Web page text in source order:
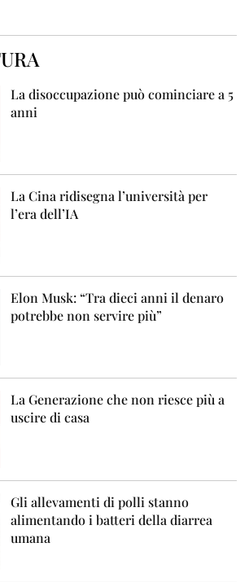
La disoccupazione può cominciare a 5
anni
La Cina ridisegna l’università per
l’era dell’IA
Elon Musk: “Tra dieci anni il denaro
potrebbe non servire più”
La Generazione che non riesce più a
uscire di casa
Gli allevamenti di polli stanno
alimentando i batteri della diarrea
umana